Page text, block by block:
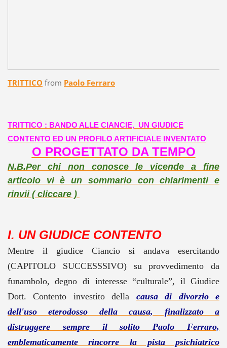
TRITTICO from Paolo Ferraro
TRITTICO : BANDO ALLE CIANCIE, UN GIUDICE
CONTENTO ED UN PROFILO ARTIFICIALE INVENTATO
O PROGETTATO DA TEMPO
N.B.Per chi non conosce le vicende a fine
articolo vi è un sommario con chiarimenti e
rinvii ( cliccare )
I. UN GIUDICE CONTENTO
Mentre il giudice Ciancio si andava esercitando
(CAPITOLO SUCCESSSIVO) su provvedimento da
funambolo, degno di interesse “culturale”, il Giudice
Dott. Contento investito della causa di divorzio e
dell'uso eterodosso della causa, finalizzato a
distruggere sempre il solito Paolo Ferraro,
emblematicamente rincorre la pista psichiatrico